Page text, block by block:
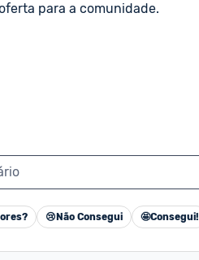
para a comunidade.
😢 Não Consegui 🤩Consegui!